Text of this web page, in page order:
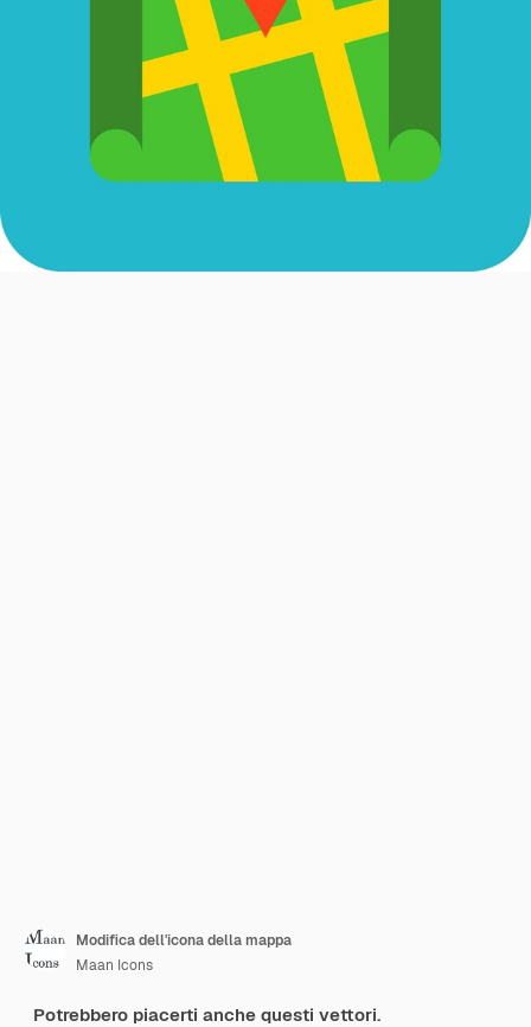
Modifica dell'icona della mappa
Maan Icons
Potrebbero piacerti anche questi vettori.